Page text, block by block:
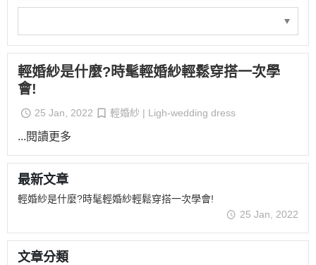
輕婚紗是什麼?時髦輕婚紗輕鬆穿搭一次學
會!
25 Jan, 2022 輕婚紗 | Ligh-wedding dress
...閱讀更多
最新文章
輕婚紗是什麼?時髦輕婚紗輕鬆穿搭一次學會!
25 Jan, 2022
文章分類